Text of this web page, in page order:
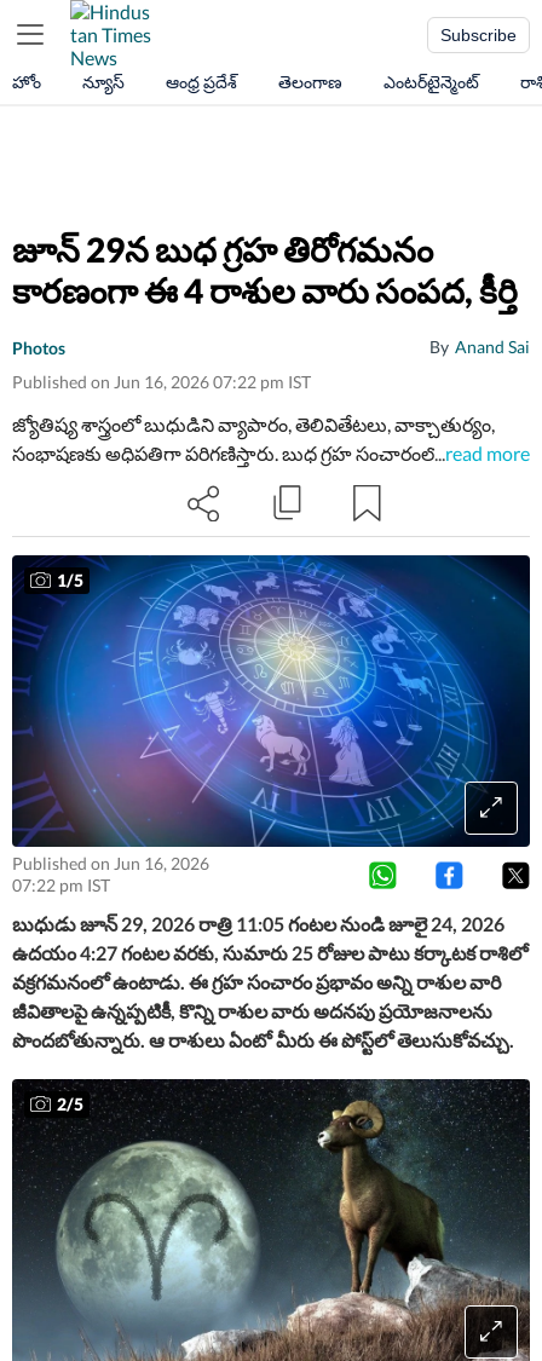
Subscribe
హోం న్యూస్ ఆంధ్ర ప్రదేశ్ తెలంగాణ ఎంటర్‌టైన్మెంట్
జూన్ 29న బుధ గ్రహ తిరోగమనం
కారణంగా ఈ 4 రాశుల వారు సంపద, కీర్తి
Photos By Anand Sai
Published on Jun 16, 2026 07:22 pm IST
జ్యోతిష్య శాస్త్రంలో బుధుడిని వ్యాపారం, తెలివితేటలు, వాక్చాతుర్యం,
సంభాషణకు అధిపతిగా పరిగణిస్తారు. బుధ గ్రహ సంచారంలోని మార్పులు
చాలా ముఖ్యమైనవిగా భావిస్తారు. బుధుడి తిరోగమనం కారణంగా కొన్ని
రాశులవారికి అదృష్టం కలిసి వస్తుంది.
...read more
1/5
Published on Jun 16, 2026
07:22 pm IST
బుధుడు జూన్ 29, 2026 రాత్రి 11:05 గంటల నుండి జూలై 24, 2026
ఉదయం 4:27 గంటల వరకు, సుమారు 25 రోజుల పాటు కర్కాటక రాశిలో
వక్రగమనంలో ఉంటాడు. ఈ గ్రహ సంచారం ప్రభావం అన్ని రాశుల వారి
జీవితాలపై ఉన్నప్పటికీ, కొన్ని రాశుల వారు అదనపు ప్రయోజనాలను
పొందబోతున్నారు. ఆ రాశులు ఏంటో మీరు ఈ పోస్ట్‌లో తెలుసుకోవచ్చు.
2/5